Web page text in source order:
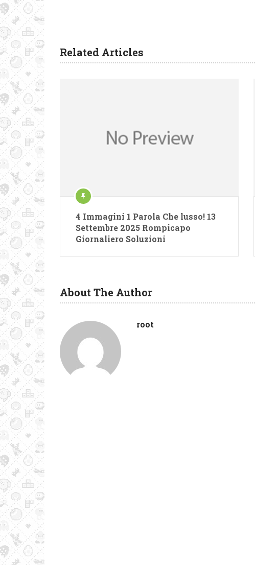
Related Articles
4 Immagini 1 Parola Che lusso! 13
Settembre 2025 Rompicapo
Giornaliero Soluzioni
About The Author
root